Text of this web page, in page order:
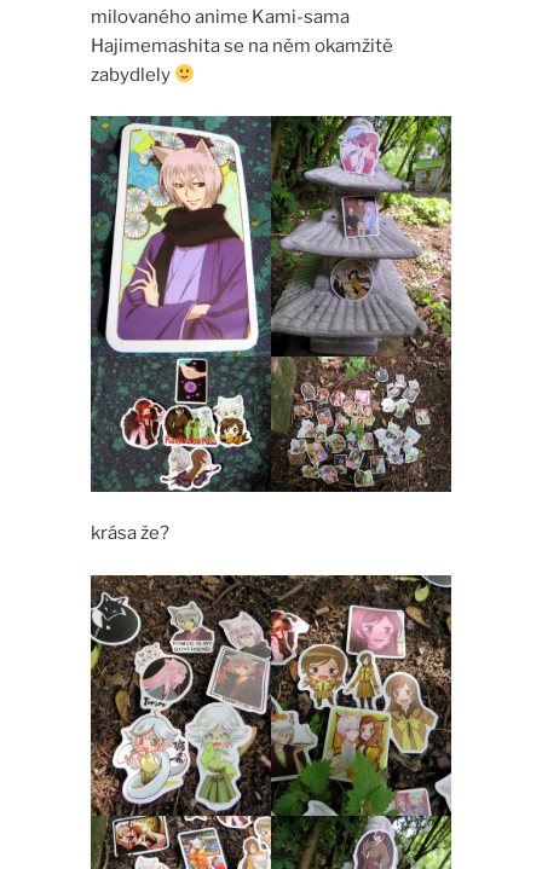
milovaného anime Kami-sama
Hajimemashita se na něm okamžitě
zabydlely
krása že?